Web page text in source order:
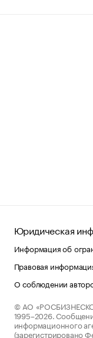
Юридическая
Информация об
Правовая
О соблюдении
© АО
1995–2026.
информационного
(зарегистрировано